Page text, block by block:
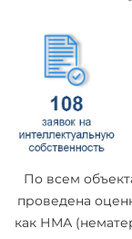
По всем
проведена
как НМА